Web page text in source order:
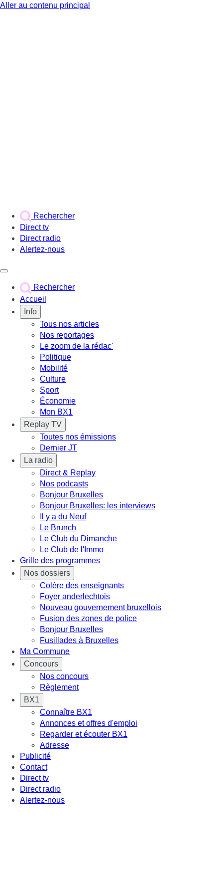
Aller au contenu principal
Rechercher
Direct tv
Direct radio
Alertez-nous
Rechercher
Accueil
Info
Tous nos articles
Nos reportages
Le zoom de la rédac'
Politique
Mobilité
Culture
Sport
Économie
Mon BX1
Replay TV
Toutes nos émissions
Dernier JT
La radio
Direct & Replay
Nos podcasts
Bonjour Bruxelles
Bonjour Bruxelles: les interviews
Il y a du Neuf
Le Brunch
Le Club du Dimanche
Le Club de l'Immo
Grille des programmes
Nos dossiers
Colère des enseignants
Foyer anderlechtois
Nouveau gouvernement bruxellois
Fusion des zones de police
Bonjour Bruxelles
Fusillades à Bruxelles
Ma Commune
Concours
Nos concours
Règlement
BX1
Connaître BX1
Annonces et offres d'emploi
Regarder et écouter BX1
Adresse
Publicité
Contact
Direct tv
Direct radio
Alertez-nous